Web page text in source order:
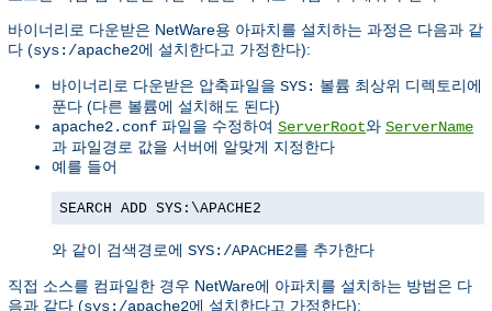
바이너리로 다운받은 NetWare용 아파치를 설치하는 과정은 다음과 같
다 (sys:/apache2에 설치한다고 가정한다):
바이너리로 다운받은 압축파일을 SYS: 볼륨 최상위 디렉토리에
푼다 (다른 볼륨에 설치해도 된다)
apache2.conf 파일을 수정하여 ServerRoot와 ServerName
과 파일경로 값을 서버에 알맞게 지정한다
예를 들어
SEARCH ADD SYS:\APACHE2
와 같이 검색경로에 SYS:/APACHE2를 추가한다
직접 소스를 컴파일한 경우 NetWare에 아파치를 설치하는 방법은 다
음과 같다 (sys:/apache2에 설치한다고 가정한다):